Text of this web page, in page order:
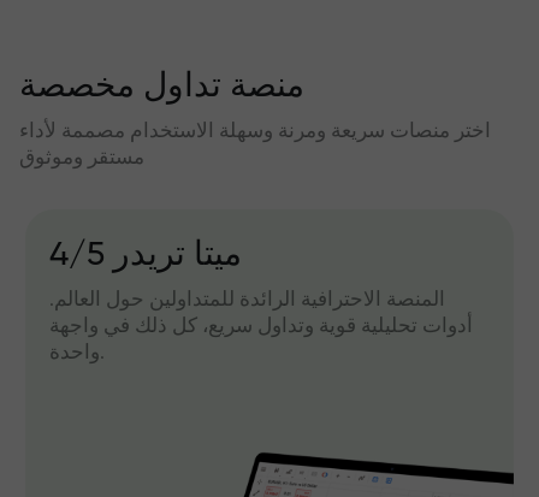
منصة تداول مخصصة
اختر منصات سريعة ومرنة وسهلة الاستخدام مصممة لأداء
مستقر وموثوق
میتا تریدر 4/5
المنصة الاحترافية الرائدة للمتداولين حول العالم.
أدوات تحليلية قوية وتداول سريع، كل ذلك في واجهة
واحدة.